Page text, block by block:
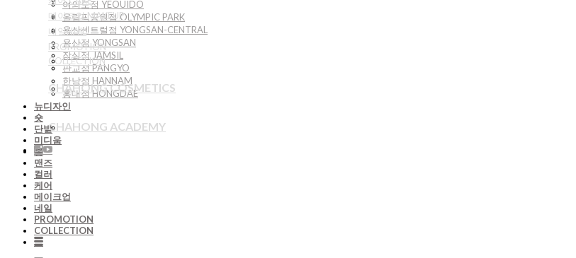
여의도점 YEOUIDO
올림픽공원점 OLYMPIC PARK
용산센트럴점 YONGSAN-CENTRAL
용산점 YONGSAN
잠실점 JAMSIL
판교점 PANGYO
한남점 HANNAM
홍대점 HONGDAE
뉴디자인
숏
단발
미디움
롱
맨즈
컬러
케어
메이크업
네일
PROMOTION
COLLECTION
메이크업 MAKEUP
네일NAIL
PROMOTION
COLLECTION
CHAHONG COSMETICS
CHAHONG ACADEMY